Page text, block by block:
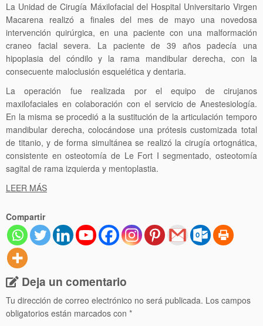
La Unidad de Cirugía Máxilofacial del Hospital Universitario Virgen
Macarena realizó a finales del mes de mayo una novedosa
intervención quirúrgica, en una paciente con una malformación
craneo facial severa. La paciente de 39 años padecía una
hipoplasia del cóndilo y la rama mandibular derecha, con la
consecuente maloclusión esquelética y dentaria.
La operación fue realizada por el equipo de cirujanos
maxilofaciales en colaboración con el servicio de Anestesiología.
En la misma se procedió a la sustitución de la articulación temporo
mandibular derecha, colocándose una prótesis customizada total
de titanio, y de forma simultánea se realizó la cirugía ortognática,
consistente en osteotomía de Le Fort I segmentado, osteotomía
sagital de rama izquierda y mentoplastia.
LEER MÁS
Compartir
Deja un comentario
Tu dirección de correo electrónico no será publicada. Los campos
obligatorios están marcados con *